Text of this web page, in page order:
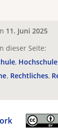
11. Juni 2025
dieser Seite:
Rechtliches